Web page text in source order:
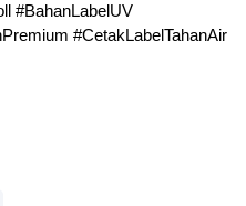
#BahanLabelUV
#CetakLabelTahanAir